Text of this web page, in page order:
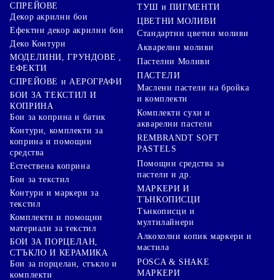
СПРЕЙОВЕ
Декор акрилни бои
Ефектни декор акрилни бои
Деко Контури
МОДЕЛИНИ, ГРУНДОВЕ ,
ЕФЕКТИ
СПРЕЙОВЕ и АЕРОГРАФИ
БОИ ЗА ТЕКСТИЛ И
КОПРИНА
Бои за коприна и батик
Контури, комплекти за
коприна и помощни
средства
Естествена коприна
Бои за текстил
Контури и маркери за
текстил
Комплекти и помощни
материали за текстил
БОИ ЗА ПОРЦЕЛАН,
СТЪКЛО И КЕРАМИКА
Бои за порцелан, стъкло и
комплекти
ТУШ и ПИГМЕНТИ
ЦВЕТНИ МОЛИВИ
Стандартни цветни моливи
Акварелни моливи
Пастелни Моливи
ПАСТЕЛИ
Маслени пастели на бройка
и комплекти
Комплекти сухи и
акварелни пастели
REMBRANDT SOFT
PASTELS
Помощни средства за
пастели и др.
МАРКЕРИ И
ТЪНКОПИСЦИ
Тънкописци и
мултилайнери
Алкохолни копик маркери и
мастила
POSCA & SHAKE
МАРКЕРИ